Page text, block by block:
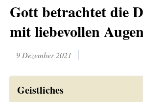
Gott betrachtet die
mit liebevollen
9 Dezember 2021
Geistliches